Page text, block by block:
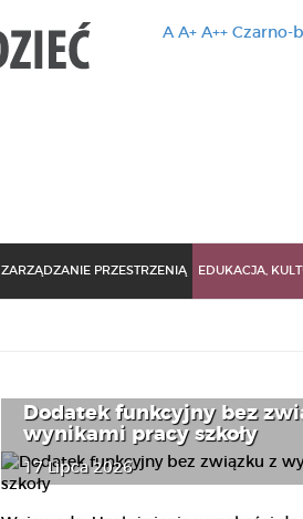
A A+ A++ Czarno-
ZARZĄDZANIE PRZESTRZENIĄ EDUKACJA,
Dodatek funkcyjny bez
wynikami pracy szkoły
17 Lipca 2026